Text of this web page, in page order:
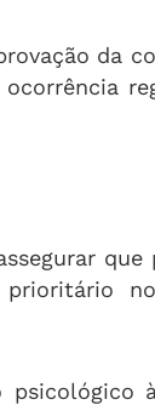
da
que